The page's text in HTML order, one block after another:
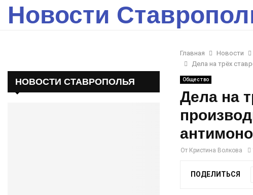
Новости
Главная Новости
Дела на трёх
Общество
Дела на
От Кристина Волкова
ПОДЕЛИТЬСЯ
НОВОСТИ СТАВРОПОЛЬЯ